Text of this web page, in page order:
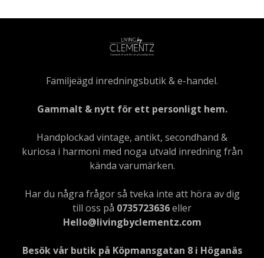
Familjeägd inredningsbutik & e-handel.
Gammalt & nytt för ett personligt hem.
Handplockad vintage, antikt, secondhand &
kuriosa i harmoni med noga utvald inredning från
kända varumärken.
Har du några frågor så tveka inte att höra av dig
till oss på 0735723636eller
Hello@livingbyclementz.com
Besök vår butik på Köpmansgatan 8 i Höganäs